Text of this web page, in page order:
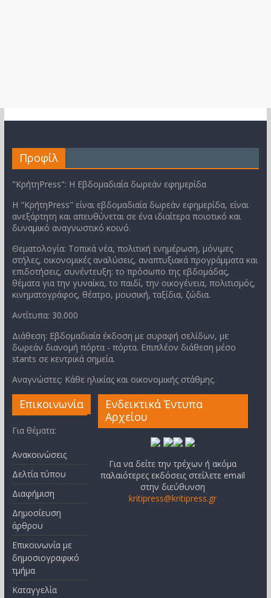
Προφίλ
"ΚρήτηPress": Η Εβδομαδιαία δωρεάν εφημερίδα
Η "ΚρήτηPress" είναι εβδομαδιαία δωρεάν εφημερίδα, είναι
ανεξάρτητη και απευθύνεται σε ένα ιδιαίτερα ποιοτικό και
δυναμικό αναγνωστικό κοινό.
Θεματολογία: Τοπικά νέα, πολιτική ενημέρωση, μόνιμες
στήλες, οικονομικές αναλύσεις, αναπτυξιακά προγράμματα και
επιδοτήσεις, συνέντευξη: το πρόσωπο της εβδομάδας,
θέματα για την γυναίκα, το παιδί, την οικογένεια, πολιτισμός,
κινηματογράφος, θέατρο, μουσική, ταξίδια, ζώδια.
Αντίτυπα: 30.000
Διάθεση: Εβδομαδιαία έκδοση με συραφή σελίδων, με
δωρεάν διανομή πόρτα - πόρτα. Επιπλέον διάθεση μέσο
stants σε κεντρικά σημεία.
Αναγνώστες: Κάθε ηλικίας και οικονομικής στάθμης.
Επικοινωνία
Για θέματα:
Ανακοινώσεις
Δελτία τύπου
Διαφήμιση
Δημοσίευση
άρθρου
Επικοινωνία με
δημοσιογραφικό
τμήμα
Καταγγελία
Ενδεικτικά Έντυπα
Αρχείου
Για να δείτε την τρέχων ή ακόμα
παλαιότερες εκδόσεις στείλετε email
στην διεύθυνση
kritipress@kritipress.gr